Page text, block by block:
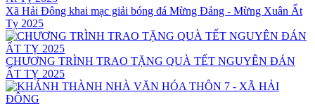
Xã Hải Đông khai mạc giải bóng đá Mừng Đảng - Mừng Xuân Ất
Tỵ 2025
CHƯƠNG TRÌNH TRAO TẶNG QUÀ TẾT NGUYÊN ĐÁN
ẤT TỴ 2025